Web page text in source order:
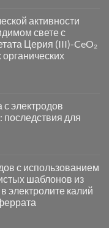
активности
свете с
Церия (III)-CeO₂
электродов
последствия для
с использованием
шаблонов из
электролите калий